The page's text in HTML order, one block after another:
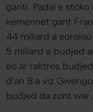
ganti. Padal e
kemennet gant
44 miliard a
5 miliard e budjed
eo ar raktres
d’an 8 a viz
budjed da zont war